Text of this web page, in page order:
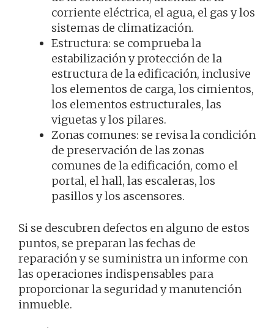
corriente eléctrica, el agua, el gas y los
sistemas de climatización.
Estructura: se comprueba la
estabilización y protección de la
estructura de la edificación, inclusive
los elementos de carga, los cimientos,
los elementos estructurales, las
viguetas y los pilares.
Zonas comunes: se revisa la condición
de preservación de las zonas
comunes de la edificación, como el
portal, el hall, las escaleras, los
pasillos y los ascensores.
Si se descubren defectos en alguno de estos
puntos, se preparan las fechas de
reparación y se suministra un informe con
las operaciones indispensables para
proporcionar la seguridad y manutención
inmueble.